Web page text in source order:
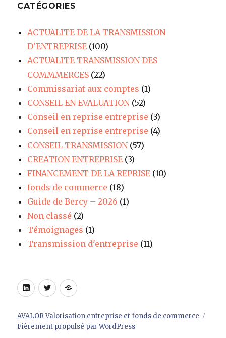
CATÉGORIES
ACTUALITE DE LA TRANSMISSION
D'ENTREPRISE (100)
ACTUALITE TRANSMISSION DES
COMMMERCES (22)
Commissariat aux comptes (1)
CONSEIL EN EVALUATION(52)
Conseil en reprise entreprise (3)
Conseil en reprise entreprise (4)
CONSEIL TRANSMISSION(57)
CREATION ENTREPRISE (3)
FINANCEMENT DE LA REPRISE (10)
fonds de commerce (18)
Guide de Bercy – 2026 (1)
Non classé (2)
Témoignages (1)
Transmission d'entreprise (11)
LinkedIn
TwitterSite
AVALOR Valorisation entreprise et fonds de commerce
Fièrement propulsé par WordPress